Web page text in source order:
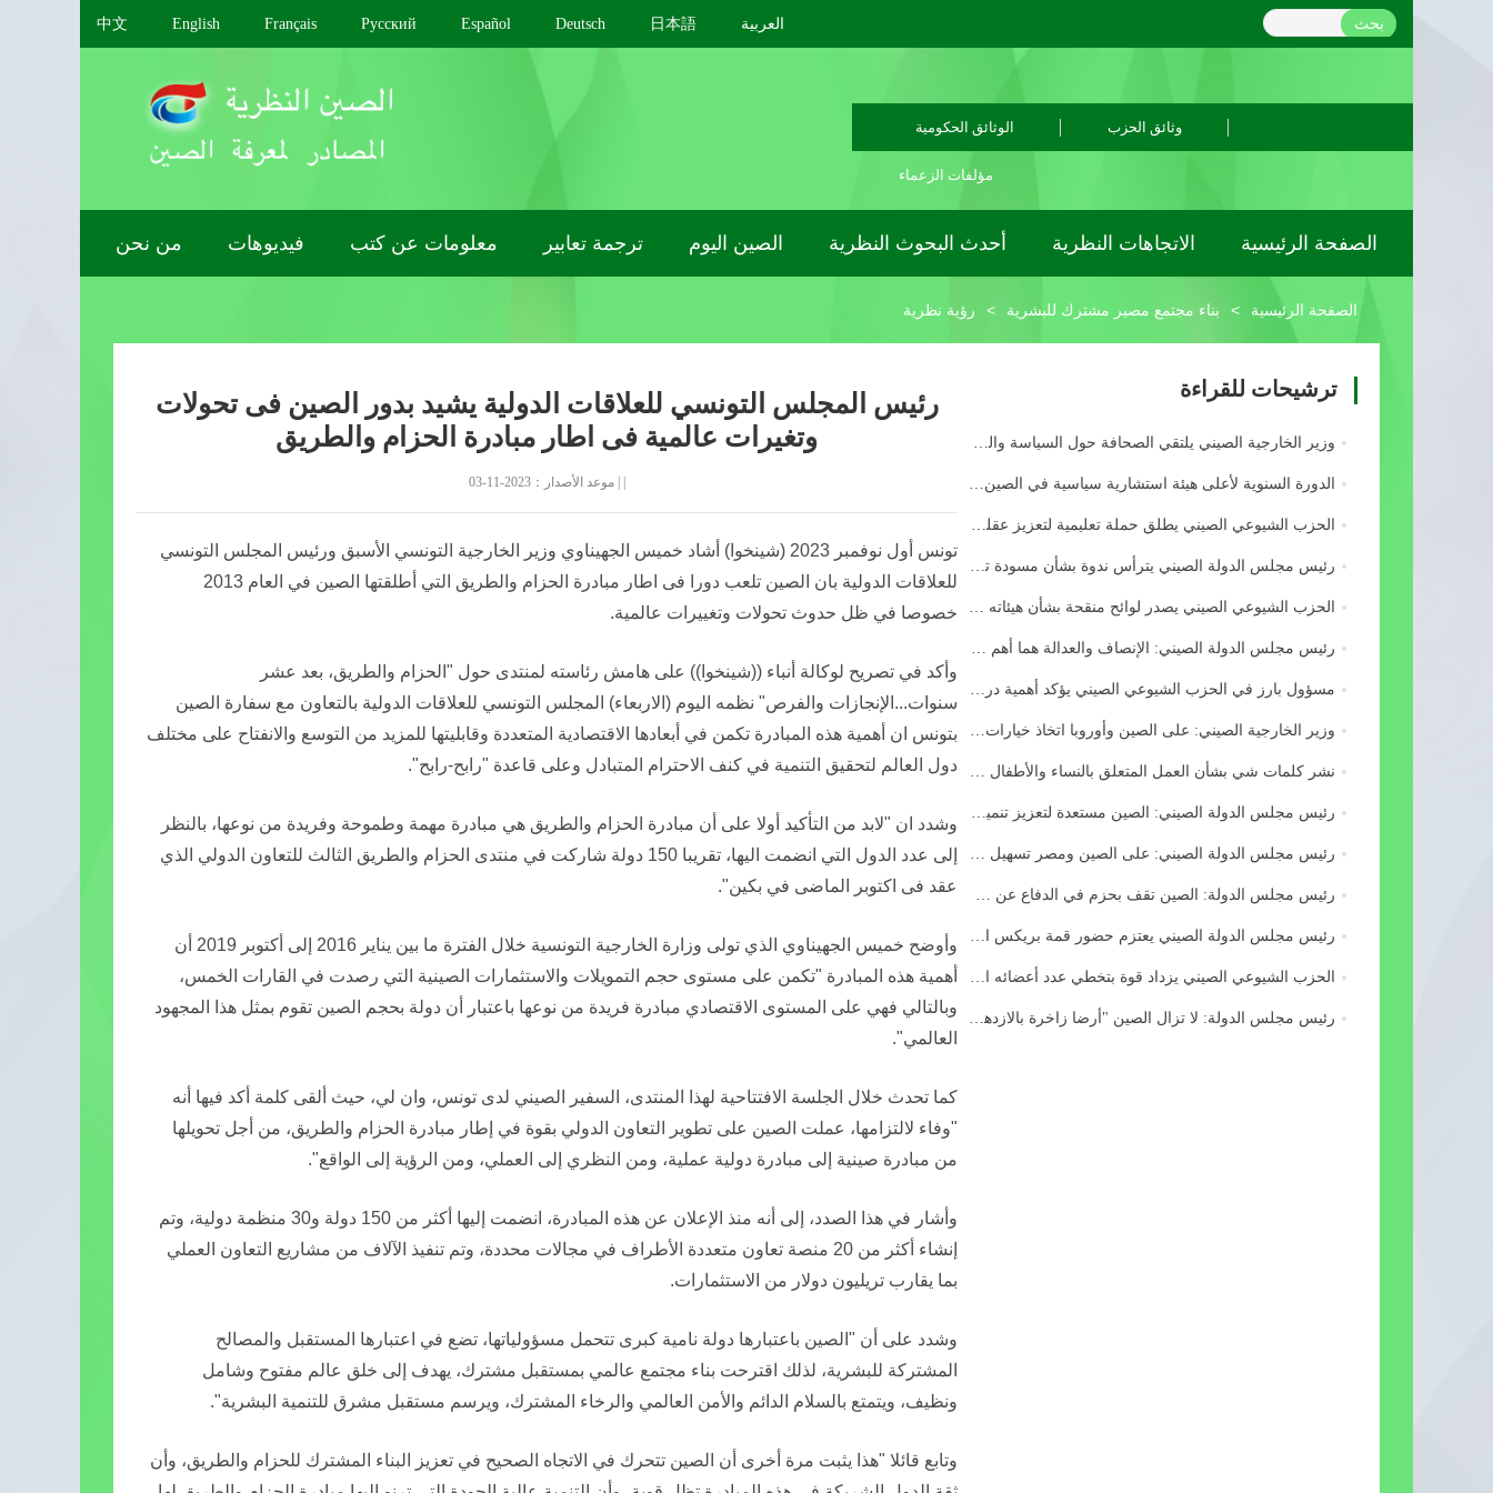
中文 English Français Pусский Español Deutsch 日本語 العربية بحث
الوثائق الحكومية وثائق الحزب
مؤلفات الزعماء
من نحن فيديوهات معلومات عن كتب ترجمة تعابير الصين اليوم أحدث البحوث النظرية الاتجاهات النظرية الصفحة الرئيسية
الصفحة الرئيسية > بناء مجتمع مصير مشترك للبشرية > رؤية نظرية
رئيس المجلس التونسي للعلاقات الدولية يشيد بدور الصين فى تحولات
وتغيرات عالمية فى اطار مبادرة الحزام والطريق
|موعد الأصدار：2023-11-03
تونس أول نوفمبر 2023 (شينخوا) أشاد خميس الجهيناوي وزير الخارجية التونسي الأسبق ورئيس المجلس التونسي
للعلاقات الدولية بان الصين تلعب دورا فى اطار مبادرة الحزام والطريق التي أطلقتها الصين في العام 2013
خصوصا في ظل حدوث تحولات وتغييرات عالمية.
وأكد في تصريح لوكالة أنباء ((شينخوا)) على هامش رئاسته لمنتدى حول "الحزام والطريق، بعد عشر
سنوات...الإنجازات والفرص" نظمه اليوم (الاربعاء) المجلس التونسي للعلاقات الدولية بالتعاون مع سفارة الصين
بتونس ان أهمية هذه المبادرة تكمن في أبعادها الاقتصادية المتعددة وقابليتها للمزيد من التوسع والانفتاح على مختلف
دول العالم لتحقيق التنمية في كنف الاحترام المتبادل وعلى قاعدة "رابح-رابح".
وشدد ان "لابد من التأكيد أولا على أن مبادرة الحزام والطريق هي مبادرة مهمة وطموحة وفريدة من نوعها، بالنظر
إلى عدد الدول التي انضمت اليها، تقريبا 150 دولة شاركت في منتدى الحزام والطريق الثالث للتعاون الدولي الذي
عقد فى اكتوبر الماضى في بكين".
وأوضح خميس الجهيناوي الذي تولى وزارة الخارجية التونسية خلال الفترة ما بين يناير 2016 إلى أكتوبر 2019 أن
أهمية هذه المبادرة "تكمن على مستوى حجم التمويلات والاستثمارات الصينية التي رصدت في القارات الخمس،
وبالتالي فهي على المستوى الاقتصادي مبادرة فريدة من نوعها باعتبار أن دولة بحجم الصين تقوم بمثل هذا المجهود
العالمي".
كما تحدث خلال الجلسة الافتتاحية لهذا المنتدى، السفير الصيني لدى تونس، وان لي، حيث ألقى كلمة أكد فيها أنه
"وفاء لالتزامها، عملت الصين على تطوير التعاون الدولي بقوة في إطار مبادرة الحزام والطريق، من أجل تحويلها
من مبادرة صينية إلى مبادرة دولية عملية، ومن النظري إلى العملي، ومن الرؤية إلى الواقع".
وأشار في هذا الصدد، إلى أنه منذ الإعلان عن هذه المبادرة، انضمت إليها أكثر من 150 دولة و30 منظمة دولية، وتم
إنشاء أكثر من 20 منصة تعاون متعددة الأطراف في مجالات محددة، وتم تنفيذ الآلاف من مشاريع التعاون العملي
بما يقارب تريليون دولار من الاستثمارات.
وشدد على أن "الصين باعتبارها دولة نامية كبرى تتحمل مسؤولياتها، تضع في اعتبارها المستقبل والمصالح
المشتركة للبشرية، لذلك اقترحت بناء مجتمع عالمي بمستقبل مشترك، يهدف إلى خلق عالم مفتوح وشامل
ونظيف، ويتمتع بالسلام الدائم والأمن العالمي والرخاء المشترك، ويرسم مستقبل مشرق للتنمية البشرية".
وتابع قائلا "هذا يثبت مرة أخرى أن الصين تتحرك في الاتجاه الصحيح في تعزيز البناء المشترك للحزام والطريق، وأن
ترشيحات للقراءة
وزير الخارجية الصيني يلتقي الصحافة حول السياسة والعلا...
الدورة السنوية لأعلى هيئة استشارية سياسية في الصين ستع...
الحزب الشيوعي الصيني يطلق حملة تعليمية لتعزيز عقلية ال...
رئيس مجلس الدولة الصيني يترأس ندوة بشأن مسودة تقرير عم...
الحزب الشيوعي الصيني يصدر لوائح منقحة بشأن هيئاته العا...
رئيس مجلس الدولة الصيني: الإنصاف والعدالة هما أهم قيمة ...
مسؤول بارز في الحزب الشيوعي الصيني يؤكد أهمية دراسة ال...
وزير الخارجية الصيني: على الصين وأوروبا اتخاذ خيارات ص...
نشر كلمات شي بشأن العمل المتعلق بالنساء والأطفال والأس...
رئيس مجلس الدولة الصيني: الصين مستعدة لتعزيز تنمية الت...
رئيس مجلس الدولة الصيني: على الصين ومصر تسهيل التجارة و...
رئيس مجلس الدولة: الصين تقف بحزم في الدفاع عن حقوقها وا...
رئيس مجلس الدولة الصيني يعتزم حضور قمة بريكس الـ17 في ال...
الحزب الشيوعي الصيني يزداد قوة بتخطي عدد أعضائه الـ100 م...
رئيس مجلس الدولة: لا تزال الصين "أرضا زاخرة بالازدهار" ف...